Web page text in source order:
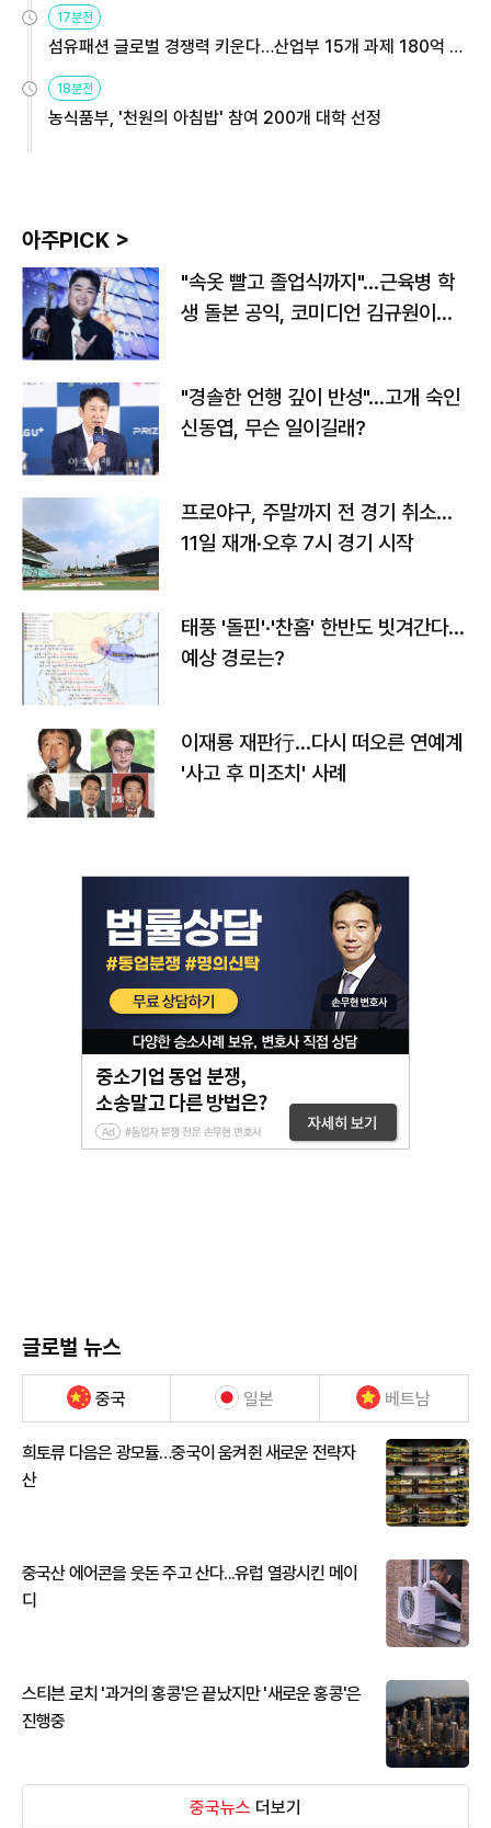
17분전
섬유패션 글로벌 경쟁력 키운다…산업부 15개 과제 180억 지
18분전
농식품부, '천원의 아침밥' 참여 200개 대학 선정
아주PICK >
"속옷 빨고 졸업식까지"…근육병 학
생 돌본 공익, 코미디언 김규원이었
"경솔한 언행 깊이 반성"…고개 숙인
신동엽, 무슨 일이길래?
프로야구, 주말까지 전 경기 취소…
11일 재개·오후 7시 경기 시작
태풍 '돌핀'·'찬홈' 한반도 빗겨간다…
예상 경로는?
이재룡 재판行…다시 떠오른 연예계
'사고 후 미조치' 사례
글로벌 뉴스
중국 일본 베트남
희토류 다음은 광모듈…중국이 움켜쥔 새로운 전략자
산
중국산 에어콘을 웃돈 주고 산다...유럽 열광시킨 메이
디
스티븐 로치 '과거의 홍콩'은 끝났지만 '새로운 홍콩'은
진행중
중국뉴스 더보기